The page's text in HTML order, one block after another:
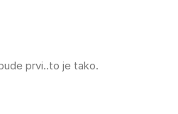
prvi..to je tako.